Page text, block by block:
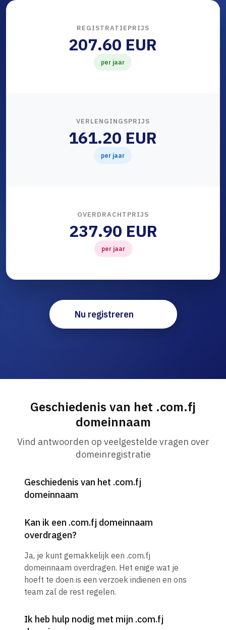
REGISTRATIEPRIJS
207.60 EUR
per jaar
VERLENGINGSPRIJS
161.20 EUR
per jaar
OVERDRACHTPRIJS
237.90 EUR
per jaar
Nu registreren
Geschiedenis van het .com.fj
domeinnaam
Vind antwoorden op veelgestelde vragen over
domeinregistratie
Geschiedenis van het .com.fj
domeinnaam
Kan ik een .com.fj domeinnaam
overdragen?
Ja, je kunt gemakkelijk een .com.fj
domeinnaam overdragen. Het enige wat je
hoeft te doen is een verzoek indienen en ons
team zal de rest regelen.
Ik heb hulp nodig met mijn .com.fj